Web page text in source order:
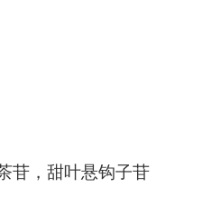
苷，甜叶悬钩子苷